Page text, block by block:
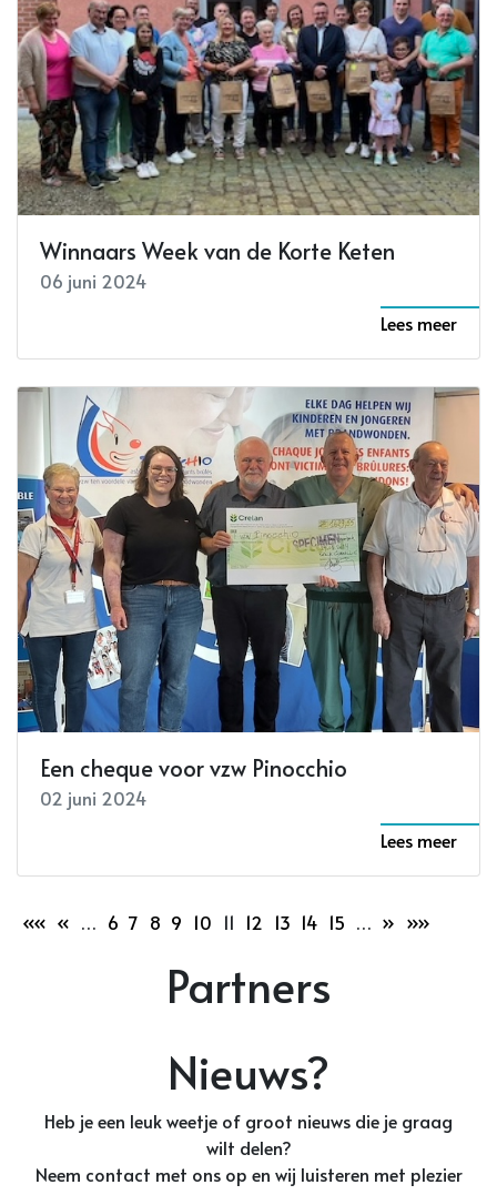
Winnaars Week van de Korte Keten
06 juni 2024
Lees meer
Een cheque voor vzw Pinocchio
02 juni 2024
Lees meer
«« « … 6 7 8 9 10 11 12 13 14 15 … » »»
Partners
Nieuws?
Heb je een leuk weetje of groot nieuws die je graag
wilt delen?
Neem contact met ons op en wij luisteren met plezier